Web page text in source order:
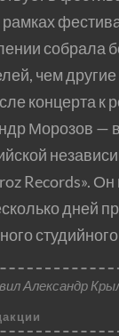
собрала
чем другие
концерта к
Морозов —
Records».
дней
Александр